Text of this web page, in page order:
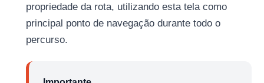
propriedade da rota, utilizando esta tela como
principal ponto de navegação durante todo o
percurso.